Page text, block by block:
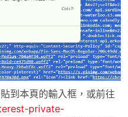
到本頁的輸入框，或前往
private-